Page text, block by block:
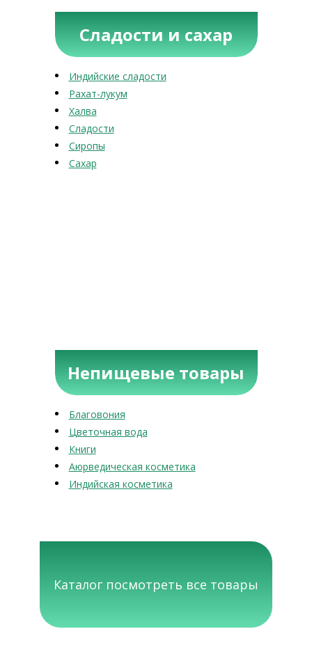
Сладости и сахар
Индийские сладости
Рахат-лукум
Халва
Сладости
Сиропы
Сахар
Непищевые товары
Благовония
Цветочная вода
Книги
Аюрведическая косметика
Индийская косметика
Каталог посмотреть все товары